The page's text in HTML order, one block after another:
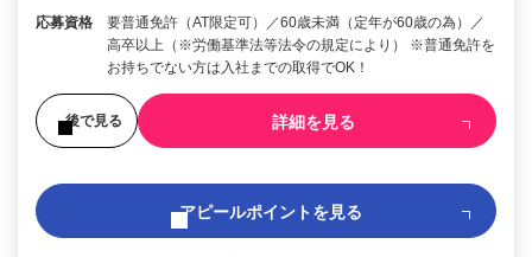
応募資格
要普通免許（AT限定可）／60歳未満（定年が60歳の為）／
高卒以上（※労働基準法等法令の規定により） ※普通免許を
お持ちでない方は入社までの取得でOK！
後で見る 詳細を見る
アピールポイントを見る